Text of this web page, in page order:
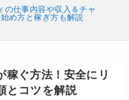
稼ぐ方法！安全にリ
とコツを解説